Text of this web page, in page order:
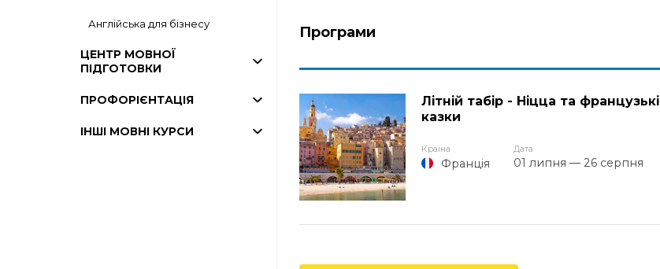
Англійська для бізнесу
ЦЕНТР МОВНОЇ
ПІДГОТОВКИ
ПРОФОРІЄНТАЦІЯ
ІНШІ МОВНІ КУРСИ
Програми
Літній табір - Ніцца та французькі
казки
Країна
Франція
Дата
01 липня — 26 серпня